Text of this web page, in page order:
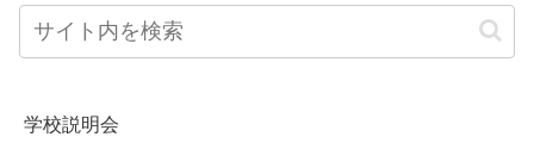
学校説明会